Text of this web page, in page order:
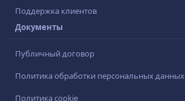
Поддержка клиентов
Документы
Публичный договор
Политика обработки персональных данных
Политика cookie